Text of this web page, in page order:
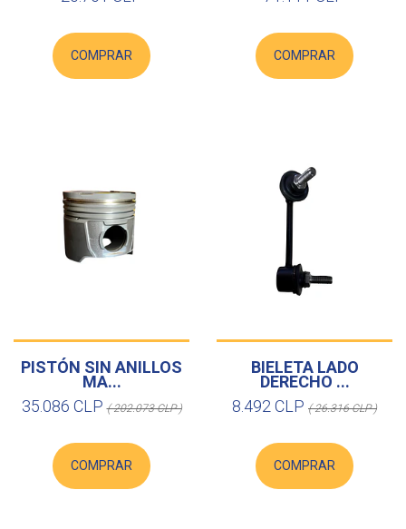
COMPRAR COMPRAR
PISTÓN SIN ANILLOS
MA...
35.086 CLP( 202.073 CLP )
COMPRAR
BIELETA LADO
DERECHO ...
8.492 CLP ( 26.316 CLP )
COMPRAR